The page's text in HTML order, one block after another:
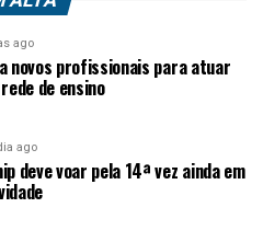
ago
novos profissionais para atuar
de ensino
ago
deve voar pela 14ª vez ainda em